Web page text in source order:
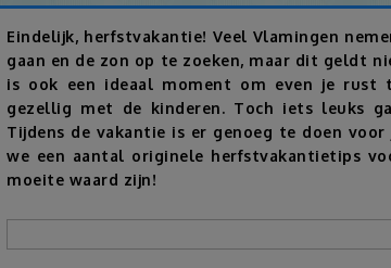
Eindelijk, herfstvakantie! Veel Vlamingen
gaan en de zon op te zoeken, maar dit geldt
is ook een ideaal moment om even je rust
gezellig met de kinderen. Toch iets leuks
Tijdens de vakantie is er genoeg te doen
we een aantal originele herfstvakantietips
moeite waard zijn!